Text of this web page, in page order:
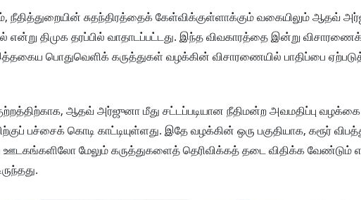
சுதந்திரத்தைக் கேள்விக்குள்ளாக்கும் வகையிலும் ஆதவ்
என்று திமுக தரப்பில் வாதாடப்பட்டது. இந்த விவகாரத்தை இன்று
பொதுவெளிக் கருத்துகள் வழக்கின் விசாரணையில் பாதிப்பை
ஆதவ் அர்ஜுனா மீது சட்டப்படியான நீதிமன்ற அவமதிப்பு வழக்கை
பச்சைக் கொடி காட்டியுள்ளது. இதே வழக்கின் ஒரு பகுதியாக, கரூர்
மேலும் கருத்துகளைத் தெரிவிக்கத் தடை விதிக்க வேண்டும்